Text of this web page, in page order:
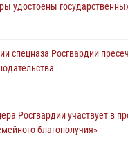
удостоены
спецназа Росгвардии
Росгвардии участвует в
благополучия»